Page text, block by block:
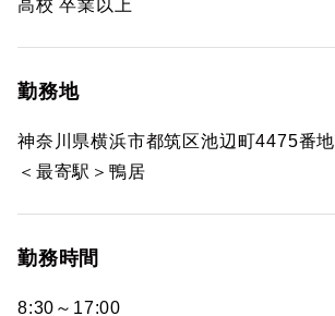
高校 卒業以上
勤務地
神奈川県横浜市都筑区池辺町4475番地
＜最寄駅＞鴨居
勤務時間
8:30～17:00